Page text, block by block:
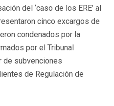
del ‘caso de los ERE’ al
cinco excargos de
condenados por la
por el Tribunal
de subvenciones
de Regulación de